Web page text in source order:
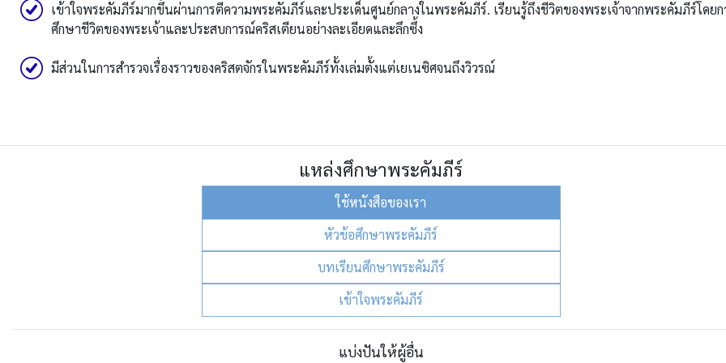
เข้าใจพระคัมภีร์มากขึ้นผ่านการตีความพระคัมภีร์และประเด็นศูนย์กลางในพระคัมภีร์. เรียนรู้ถึงชีวิตของพระเจ้าจากพระคัมภีร์โดยก
ศึกษาชีวิตของพระเจ้าและประสบการณ์คริสเตียนอย่างละเอียดและลึกซึ้ง
มีส่วนในการสำรวจเรื่องราวของคริสตจักรในพระคัมภีร์ทั้งเล่มตั้งแต่เยเนซิศจนถึงวิวรณ์
แหล่งศึกษาพระคัมภีร์
ใช้หนังสือของเรา
หัวข้อศึกษาพระคัมภีร์
บทเรียนศึกษาพระคัมภีร์
เข้าใจพระคัมภีร์
แบ่งปันให้ผู้อื่น